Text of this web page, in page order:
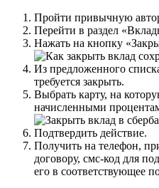
Пройти привычную
Перейти в раздел
Нажать на кнопку
Из предложенного
требуется закрыть.
Выбрать карту, на
начисленными
Подтвердить действие.
Получить на телефон,
договору, смс-код для
его в соответствующее